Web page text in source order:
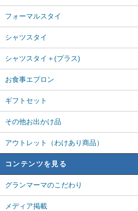
フォーマルスタイ
シャツスタイ
シャツスタイ＋(プラス)
お食事エプロン
ギフトセット
その他お出かけ品
アウトレット（わけあり商品）
コンテンツを見る
グランマーマのこだわり
メディア掲載